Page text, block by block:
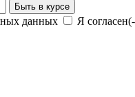
данных Я